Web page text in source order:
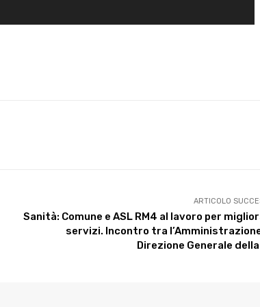
ARTICOLO
Sanità: Comune e ASL RM4 al lavoro per
servizi. Incontro tra
Direzione Generale della